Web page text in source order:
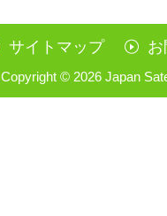
サイトマップ
Copyright © 2026 Japan